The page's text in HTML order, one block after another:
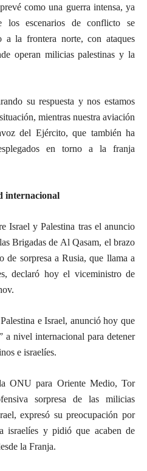
como una guerra intensa, ya
los escenarios de conflicto se
a la frontera norte, con ataques
operan milicias palestinas y la
su respuesta y nos estamos
mientras nuestra aviación
del Ejército, que también ha
en torno a la franja
internacional
Israel y Palestina tras el anuncio
Brigadas de Al Qasam, el brazo
de sorpresa a Rusia, que llama a
declaró hoy el viceministro de
e Israel, anunció hoy que
a nivel internacional para detener
e israelíes.
ONU para Oriente Medio, Tor
sorpresa de las milicias
expresó su preocupación por
israelíes y pidió que acaben de
la Franja.